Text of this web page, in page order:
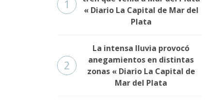
1
« Diario La Capital de Mar del
Plata
2
La intensa lluvia provocó
anegamientos en distintas
zonas « Diario La Capital de
Mar del Plata